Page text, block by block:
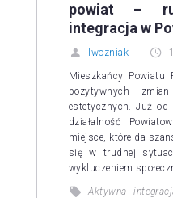
powiat –
integracja w
lwozniak
Mieszkańcy Powiatu
pozytywnych
estetycznych. Już
działalność
miejsce, które da
się w trudnej
wykluczeniem
Aktywna